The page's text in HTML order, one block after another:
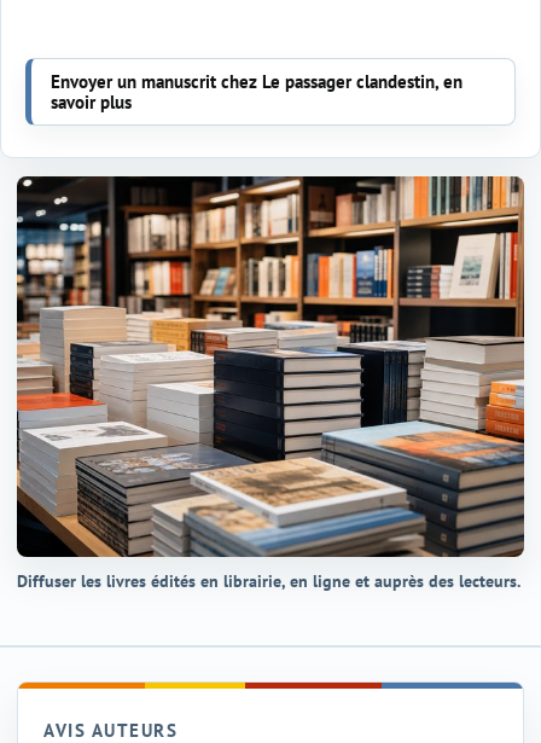
Envoyer un manuscrit chez Le passager clandestin, en
savoir plus
Diffuser les livres édités en librairie, en ligne et auprès des lecteurs.
AVIS AUTEURS